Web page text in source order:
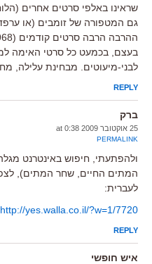
שראינו באלפי סרטים אחרים
גם המטפורה של זומבים (או
בעצם, בכמעט כל סרטי האימה
לבני-מיעוטים. מבחינת עלילה, מחוז 9 הוא שחוק
REPLY
ברק
25 אוקטובר 2009 at 0:38
PERMALINK
המתים החיים, שחר המתים),
לעברית:
http://yes.walla.co.il/?w=1/7720
REPLY
איש חופשי